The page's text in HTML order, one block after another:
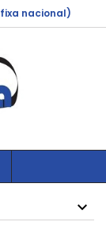
nacional)